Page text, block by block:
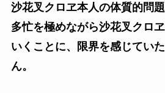
沙花叉クロヱ本人の体質的問
多忙を極めながら沙花叉クロ
いくことに、限界を感じてい
ん。